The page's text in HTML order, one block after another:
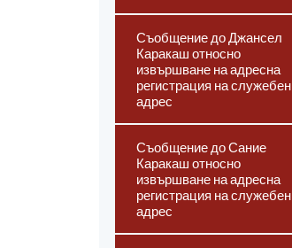
Съобщение до Джансел
Каракаш относно
извършване на адресна
регистрация на служебен
адрес
Съобщение до Сание
Каракаш относно
извършване на адресна
регистрация на служебен
адрес